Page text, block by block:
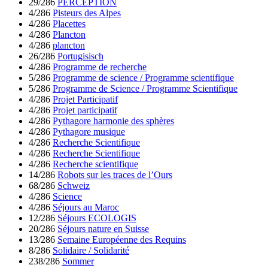
4/286 Pisteurs des Alpes
4/286 Placettes
4/286 Plancton
4/286 plancton
26/286 Portugisisch
4/286 Programme de recherche
5/286 Programme de science / Programme scientifique
5/286 Programme de Science / Programme Scientifique
4/286 Projet Participatif
4/286 Projet participatif
4/286 Pythagore harmonie des sphères
4/286 Pythagore musique
4/286 Recherche Scientifique
4/286 Recherche Scientifique
4/286 Recherche scientifique
14/286 Robots sur les traces de l’Ours
68/286 Schweiz
4/286 Science
4/286 Séjours au Maroc
12/286 Séjours ECOLOGIS
20/286 Séjours nature en Suisse
13/286 Semaine Européenne des Requins
8/286 Solidaire / Solidarité
238/286 Sommer